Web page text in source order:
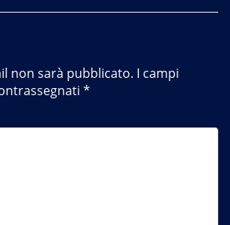
non sarà pubblicato. I campi
*